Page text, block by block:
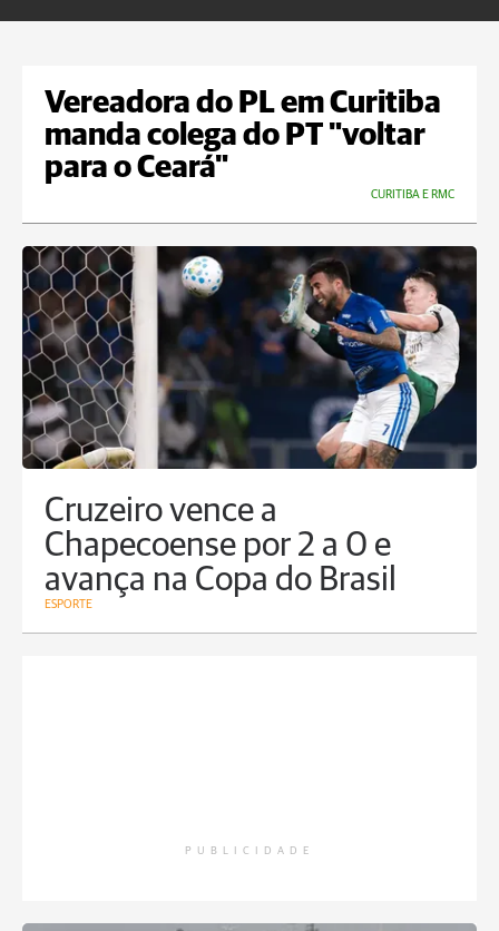
Vereadora do PL em Curitiba
manda colega do PT "voltar
para o Ceará"
CURITIBA E RMC
Cruzeiro vence a
Chapecoense por 2 a 0 e
avança na Copa do Brasil
ESPORTE
PUBLICIDADE